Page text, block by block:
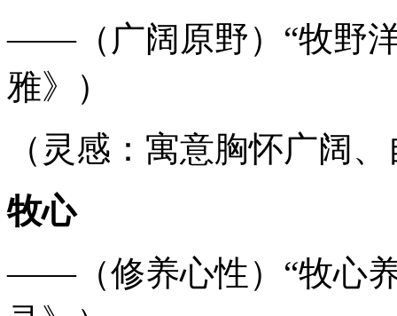
——（广阔原野）“牧野
雅》）
（灵感：寓意胸怀广阔
牧心
——（修养心性）“牧心